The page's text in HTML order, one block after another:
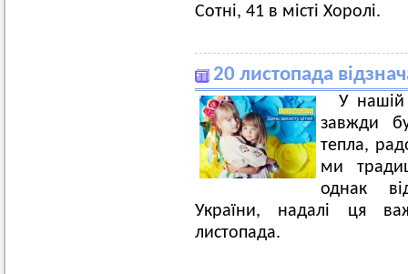
Сотні, 41 в місті Хоролі.
20 листопада
У нашій
завжди
тепла,
ми
однак
України, надалі ця
листопада.